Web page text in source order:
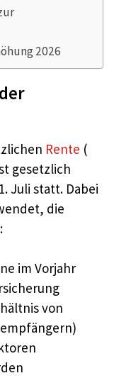
2026
Rente (
gesetzlich
Juli statt. Dabei
die
im Vorjahr
von